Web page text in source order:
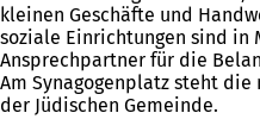
kleinen Geschäfte und
soziale Einrichtungen sind in
Ansprechpartner für die
Am Synagogenplatz steht die
der Jüdischen Gemeinde.